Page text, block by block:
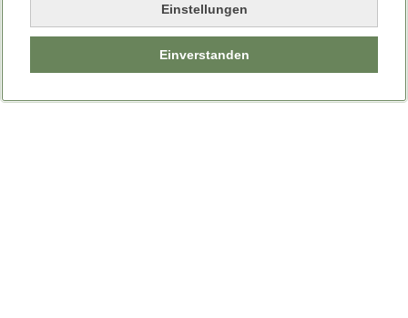
Einstellungen
Einverstanden